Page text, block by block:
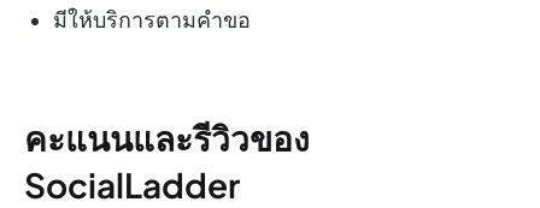
มีให้บริการตามคำขอ
คะแนนและรีวิวของ
SocialLadder